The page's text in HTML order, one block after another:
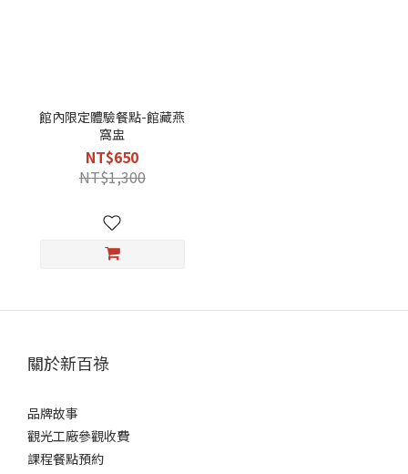
館內限定體驗餐點-館藏燕
窩盅
NT$650
NT$1,300
關於新百祿
品牌故事
觀光工廠參觀收費
課程餐點預約